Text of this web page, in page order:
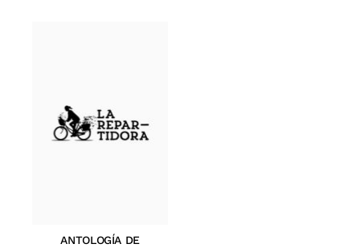
ANTOLOGÍA DE